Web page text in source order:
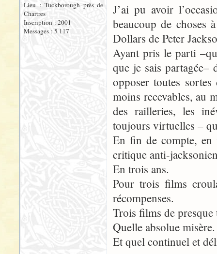
Lieu : Tuckborough près de
Chartres
Inscription : 2001
Messages : 5 117
J’ai pu avoir
beaucoup de choses
Dollars de Peter
Ayant pris le parti
que je sais partagée–
opposer toutes
moins recevables, au
des railleries, les
toujours virtuelles –
En fin de compte, en
critique anti-
En trois ans.
Pour trois films
récompenses.
Trois films de
Quelle absolue misère.
Et quel continuel et